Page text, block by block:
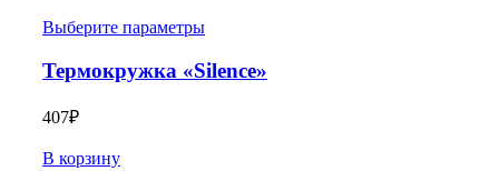
Выберите параметры
Термокружка «Silence»
407₽
В корзину